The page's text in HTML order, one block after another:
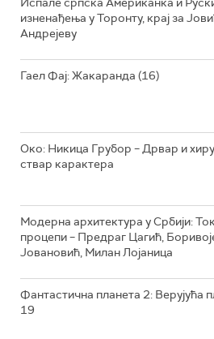
изненађења у Торонту, крај за
Андрејеву
Гаел Фај: Жакаранда (16)
Око: Никица Грубор – Дрвар и
ствар карактера
Модерна архитектура у Србији:
процепи – Предраг Цагић,
Јовановић, Милан Лојаница
Фантастична планета 2: Верујућа
19